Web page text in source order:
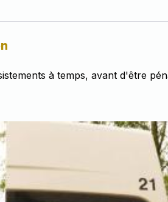
à temps, avant d'être